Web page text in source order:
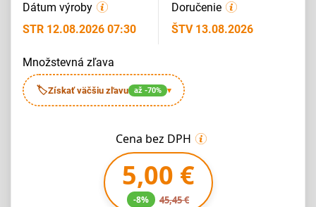
Dátum výroby
STR 12.08.2026 07:30
Doručenie
ŠTV 13.08.2026
množstevná zľava
🏷Získať väčšiu zľavu až -70% ▾
Cena bez DPH
5,00 €
-8% 45,45 €